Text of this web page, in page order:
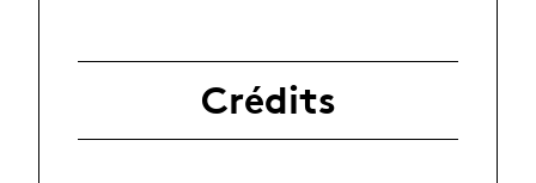
Crédits